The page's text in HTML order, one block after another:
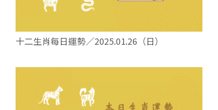
十二生肖每日運勢／2025.01.26（日）